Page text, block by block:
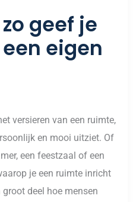
geef je
eigen
versieren van een ruimte,
en mooi uitziet. Of
een feestzaal of een
je een ruimte inricht
deel hoe mensen